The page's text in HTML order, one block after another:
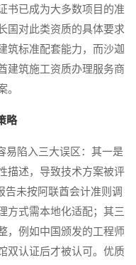
书已成为大多数项目的准
国对此类资质的具体要求
筑标准配套能力，而沙迦
建筑施工资质办理服务商
。
略
陷入三大误区：其一是
描述，导致技术方案被评
告未按阿联酋会计准则调
方式需本地化适配；其三
，例如中国颁发的工程师
双认证后才被认可。优质